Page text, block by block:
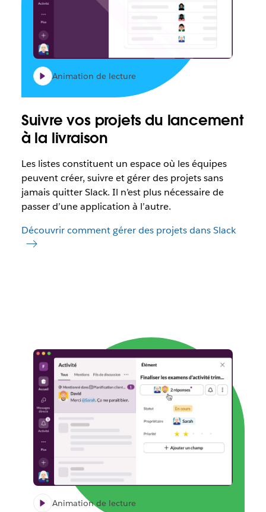
Animation de lecture
Suivre vos projets du lancement
à la livraison
Les listes constituent un espace où les équipes
peuvent créer, suivre et gérer des projets sans
jamais quitter Slack. Il n’est plus nécessaire de
passer d’une application à l’autre.
Découvrir comment gérer des projets dans Slack
Animation de lecture